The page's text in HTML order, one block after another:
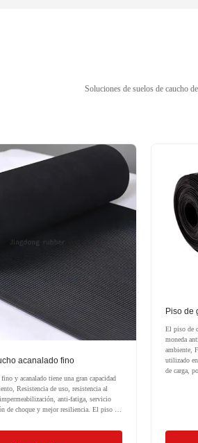
Soluciones de suelos de caucho
acanalado fino
y acanalado tiene una gran capacidad
Resistencia de uso, resistencia al
anti-fatiga, servicio
de choque y mejor resiliencia. El piso de
etc..
Piso de
El piso de
moneda
ambiente,
utilizado en
de carga,